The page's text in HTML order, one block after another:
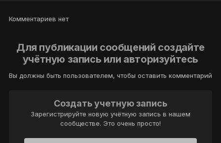
Комментариев нет
Для публикации сообщений создайте
учётную запись или авторизуйтесь
Вы должны быть пользователем, чтобы оставить комментарий
Создать учетную запись
Зарегистрируйте новую учётную запись в нашем
сообществе. Это очень просто!